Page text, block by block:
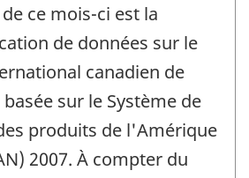
ce mois-ci est la
de données sur le
canadien de
sur le Système de
produits de l'Amérique
2007. À compter du